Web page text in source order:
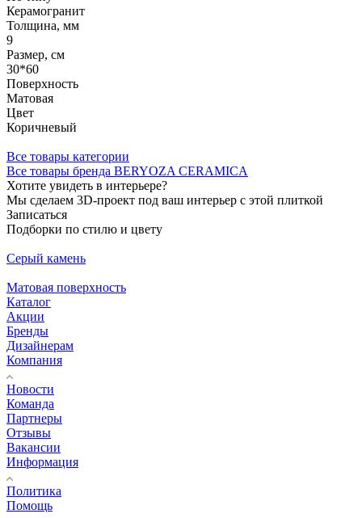
Керамогранит
Толщина, мм
9
Размер, см
30*60
Поверхность
Матовая
Цвет
Коричневый
Все товары категории
Все товары бренда BERYOZA CERAMICA
Хотите увидеть в интерьере?
Мы сделаем 3D-проект под ваш интерьер с этой плиткой
Записаться
Подборки по стилю и цвету
Серый камень
Матовая поверхность
Каталог
Акции
Бренды
Дизайнерам
Компания
Новости
Команда
Партнеры
Отзывы
Вакансии
Информация
Политика
Помощь